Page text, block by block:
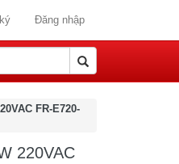
Đăng nhập
FR-E720-
220VAC